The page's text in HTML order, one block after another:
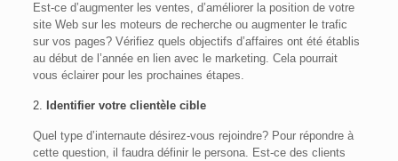
Est-ce d’augmenter les ventes, d’améliorer la position de votre
site Web sur les moteurs de recherche ou augmenter le trafic
sur vos pages? Vérifiez quels objectifs d’affaires ont été établis
au début de l’année en lien avec le marketing. Cela pourrait
vous éclairer pour les prochaines étapes.
2. Identifier votre clientèle cible
Quel type d’internaute désirez-vous rejoindre? Pour répondre à
cette question, il faudra définir le persona. Est-ce des clients